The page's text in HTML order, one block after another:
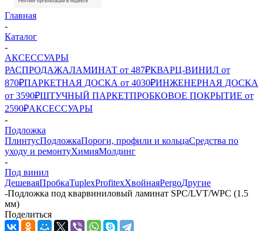
Главная
-
Каталог
-
АКСЕССУАРЫ
РАСПРОДАЖАЛАМИНАТ от 487₽КВАРЦ-ВИНИЛ от
870₽ПАРКЕТНАЯ ДОСКА от 4030₽ИНЖЕНЕРНАЯ ДОСКА
от 3590₽ШТУЧНЫЙ ПАРКЕТПРОБКОВОЕ ПОКРЫТИЕ от
2590₽АКСЕССУАРЫ
-
Подложка
ПлинтусПодложкаПороги, профили и кольцаСредства по
уходу и ремонтуХимияМолдинг
-
Под винил
ДешеваяПробкаTuplexProfitexХвойнаяPergoДругие
-Подложка под кварвиниловый ламинат SPC/LVT/WPC (1.5
мм)
Поделиться